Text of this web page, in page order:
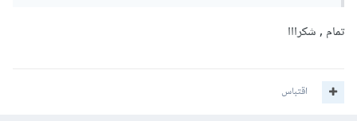
تمام , شكرااا
اقتباس